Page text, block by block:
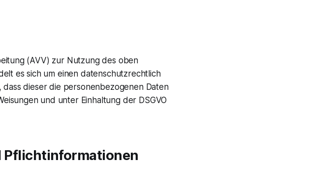
(AVV) zur Nutzung des oben
es sich um einen datenschutzrechtlich
dieser die personenbezogenen Daten
und unter Einhaltung der DSGVO
Pflicht­informationen